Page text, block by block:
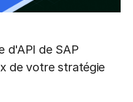
d'API de SAP
de votre stratégie